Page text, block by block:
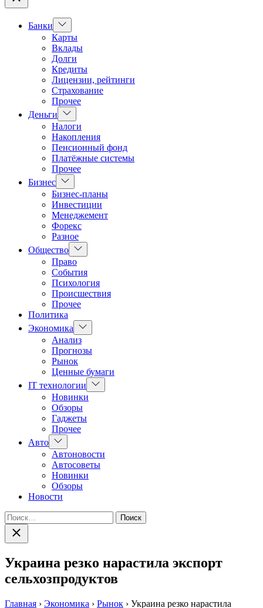
Банки
Показать
подменю
Карты
Вклады
Долги
Кредиты
Лицензии, рейтинги
Страхование
Прочее
Деньги
Показать
подменю
Налоги
Накопления
Пенсионный фонд
Платёжные системы
Прочее
Бизнес Показать
подменю
Бизнес-планы
Инвестиции
Менеджемент
Форекс
Разное
Общество Показать
подменю
Право
События
Психология
Происшествия
Прочее
Политика
Экономика
Показать
подменю
Анализ
Прогнозы
Рынок
Ценные бумаги
IT технологии
Показать
подменю
Новинки
Обзоры
Гаджеты
Прочее
Авто Показать
подменю
Автоновости
Автосоветы
Новинки
Обзоры
Новости
Найти:
Закрыть
поиск
Украина резко нарастила экспорт
сельхозпродуктов
Главная › Экономика › Рынок › Украина резко нарастила